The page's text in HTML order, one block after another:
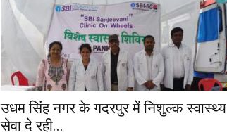
उधम सिंह नगर के गदरपुर में निशुल्क स्वास्थ्य
सेवा दे रही...